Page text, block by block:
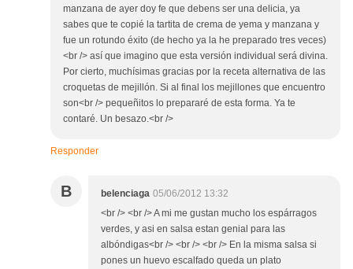
manzana de ayer doy fe que debens ser una delicia, ya
sabes que te copié la tartita de crema de yema y manzana y
fue un rotundo éxito (de hecho ya la he preparado tres veces)
<br /> así que imagino que esta versión individual será divina.
Por cierto, muchísimas gracias por la receta alternativa de las
croquetas de mejillón. Si al final los mejillones que encuentro
son<br /> pequeñitos lo prepararé de esta forma. Ya te
contaré. Un besazo.<br />
Responder
B belenciaga 05/06/2012 13:32
<br /> <br /> A mi me gustan mucho los espárragos
verdes, y asi en salsa estan genial para las
albóndigas<br /> <br /> <br /> En la misma salsa si
pones un huevo escalfado queda un plato